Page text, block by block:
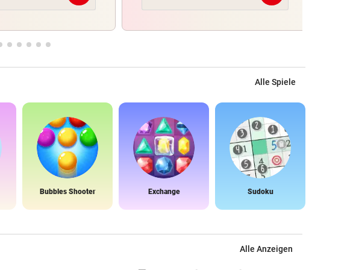
Alle Spiele
Bubbles Shooter Exchange Sudoku
Alle Anzeigen